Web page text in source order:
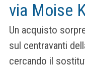
via Moise
Un acquisto
sul centravanti
cercando il